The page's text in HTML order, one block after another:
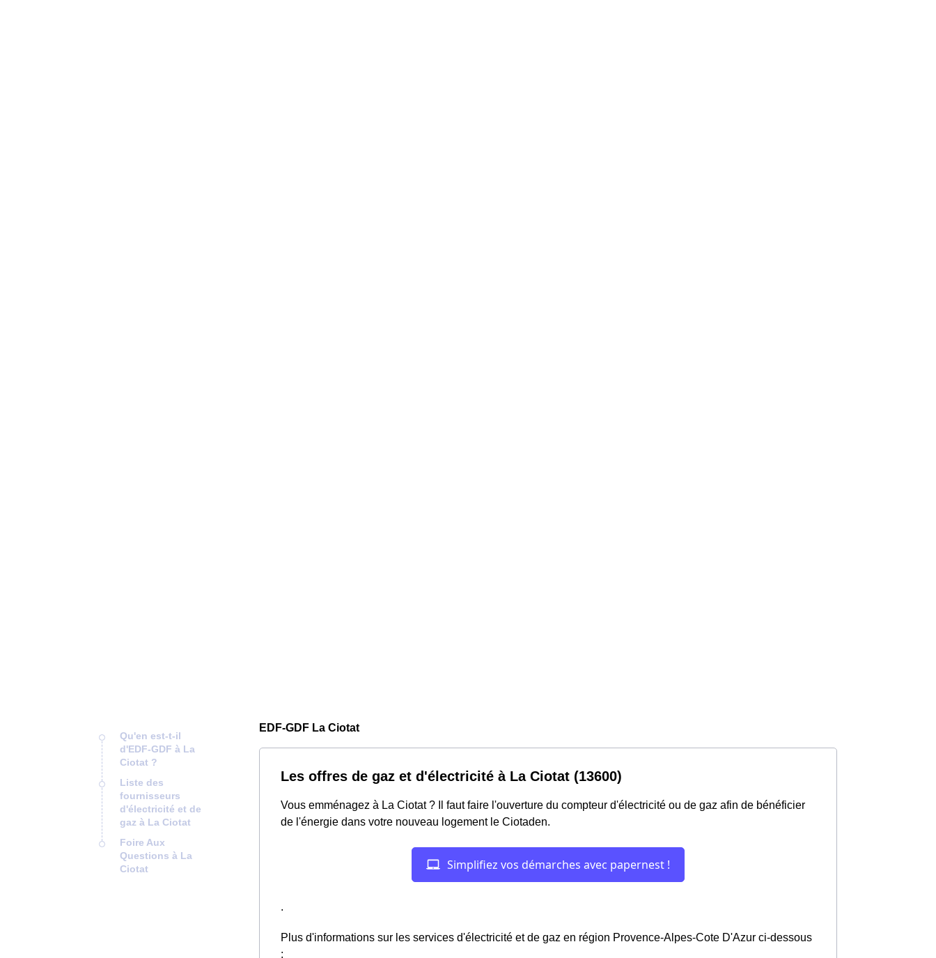
Qu'en est-t-il
d'EDF-GDF à La
Ciotat ?
Liste des
fournisseurs
d'électricité et de
gaz à La Ciotat
Foire Aux
Questions à La
Ciotat
EDF-GDF La Ciotat
Les offres de gaz et d'électricité à La Ciotat (13600)
Vous emménagez à La Ciotat ? Il faut faire l'ouverture du compteur d'électricité ou de gaz afin de bénéficier
de l'énergie dans votre nouveau logement le Ciotaden.
.
Plus d'informations sur les services d'électricité et de gaz en région Provence-Alpes-Cote D'Azur ci-dessous
: